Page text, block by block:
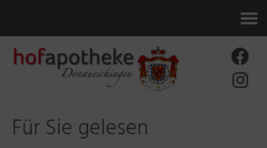
Für Sie gelesen